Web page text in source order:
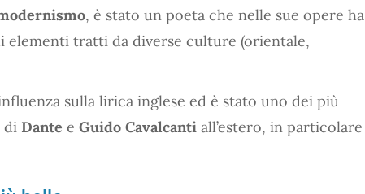
, è stato un poeta che nelle sue opere ha
elementi tratti da diverse culture (orientale,
sulla lirica inglese ed è stato uno dei più
di Dante e Guido Cavalcanti all’estero, in particolare